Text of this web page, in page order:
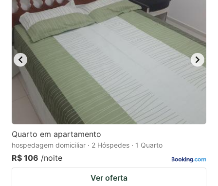
Quarto em apartamento
hospedagem domiciliar · 2 Hóspedes · 1 Quarto
R$ 106 /noite
Ver oferta